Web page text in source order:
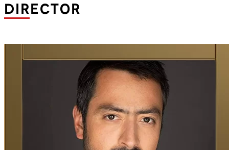
DIRECTOR